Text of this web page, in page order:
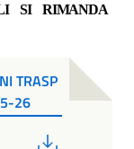
SI RIMANDA
TRASP
26